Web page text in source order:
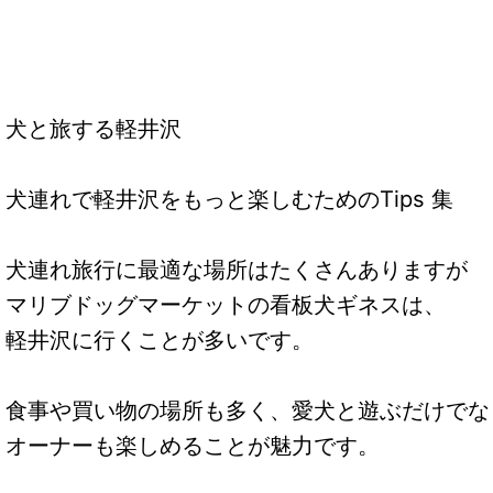
犬と旅する軽井沢
犬連れで軽井沢をもっと楽しむためのTips 集
犬連れ旅行に最適な場所はたくさんありますが
マリブドッグマーケットの看板犬ギネスは、
軽井沢に行くことが多いです。
食事や買い物の場所も多く、愛犬と遊ぶだけで
オーナーも楽しめることが魅力です。